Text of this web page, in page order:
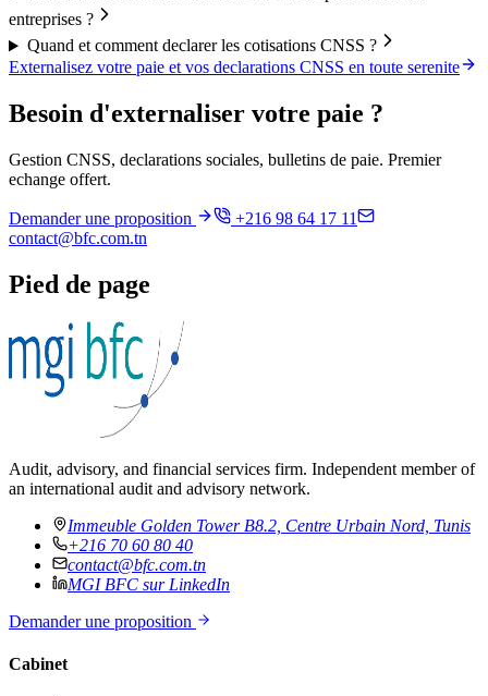
entreprises ?
Quand et comment declarer les cotisations CNSS ?
Externalisez votre paie et vos declarations CNSS en toute serenite
Besoin d'externaliser votre paie ?
Gestion CNSS, declarations sociales, bulletins de paie. Premier
echange offert.
Demander une proposition
+216 98 64 17 11
contact@bfc.com.tn
Pied de page
Audit, advisory, and financial services firm. Independent member of
an international audit and advisory network.
Immeuble Golden Tower B8.2, Centre Urbain Nord, Tunis
+216 70 60 80 40
contact@bfc.com.tn
MGI BFC sur LinkedIn
Demander une proposition
Cabinet